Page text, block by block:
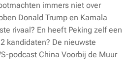
immers niet over
Donald Trump en Kamala
rivaal? En heeft Peking zelf een
kandidaten? De nieuwste
podcast China Voorbij de Muur